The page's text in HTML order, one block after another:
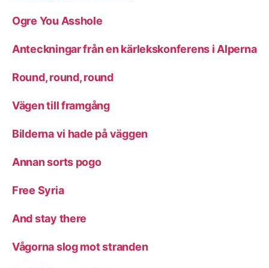
Ogre You Asshole
Anteckningar från en kärlekskonferens i Alperna
Round, round, round
Vägen till framgång
Bilderna vi hade på väggen
Annan sorts pogo
Free Syria
And stay there
Vågorna slog mot stranden